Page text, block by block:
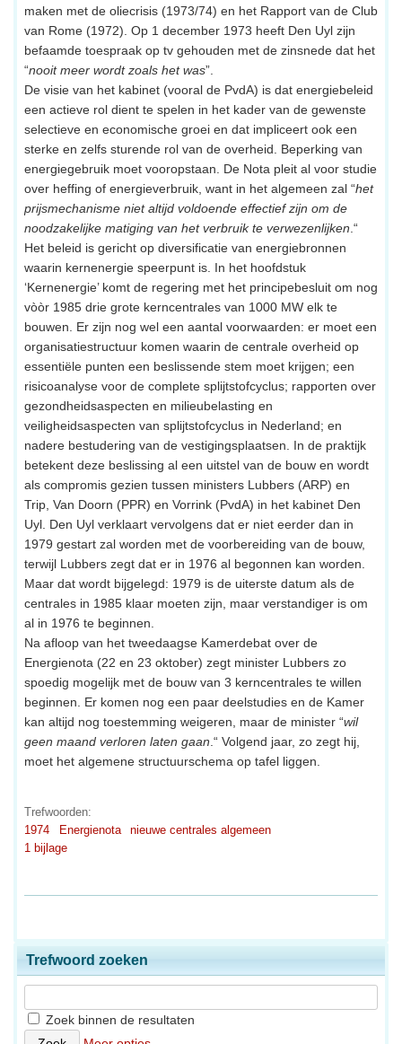
maken met de oliecrisis (1973/74) en het Rapport van de Club
van Rome (1972). Op 1 december 1973 heeft Den Uyl zijn
befaamde toespraak op tv gehouden met de zinsnede dat het
“nooit meer wordt zoals het was”.
De visie van het kabinet (vooral de PvdA) is dat energiebeleid
een actieve rol dient te spelen in het kader van de gewenste
selectieve en economische groei en dat impliceert ook een
sterke en zelfs sturende rol van de overheid. Beperking van
energiegebruik moet vooropstaan. De Nota pleit al voor studie
over heffing of energieverbruik, want in het algemeen zal “het
prijsmechanisme niet altijd voldoende effectief zijn om de
noodzakelijke matiging van het verbruik te verwezenlijken .“
Het beleid is gericht op diversificatie van energiebronnen
waarin kernenergie speerpunt is. In het hoofdstuk
‘Kernenergie’ komt de regering met het principebesluit om nog
vòòr 1985 drie grote kerncentrales van 1000 MW elk te
bouwen. Er zijn nog wel een aantal voorwaarden: er moet een
organisatiestructuur komen waarin de centrale overheid op
essentiële punten een beslissende stem moet krijgen; een
risicoanalyse voor de complete splijtstofcyclus; rapporten over
gezondheidsaspecten en milieubelasting en
veiligheidsaspecten van splijtstofcyclus in Nederland; en
nadere bestudering van de vestigingsplaatsen. In de praktijk
betekent deze beslissing al een uitstel van de bouw en wordt
als compromis gezien tussen ministers Lubbers (ARP) en
Trip, Van Doorn (PPR) en Vorrink (PvdA) in het kabinet Den
Uyl. Den Uyl verklaart vervolgens dat er niet eerder dan in
1979 gestart zal worden met de voorbereiding van de bouw,
terwijl Lubbers zegt dat er in 1976 al begonnen kan worden.
Maar dat wordt bijgelegd: 1979 is de uiterste datum als de
centrales in 1985 klaar moeten zijn, maar verstandiger is om
al in 1976 te beginnen.
Na afloop van het tweedaagse Kamerdebat over de
Energienota (22 en 23 oktober) zegt minister Lubbers zo
spoedig mogelijk met de bouw van 3 kerncentrales te willen
beginnen. Er komen nog een paar deelstudies en de Kamer
kan altijd nog toestemming weigeren, maar de minister “wil
geen maand verloren laten gaan .“ Volgend jaar, zo zegt hij,
moet het algemene structuurschema op tafel liggen.
Trefwoorden:
1974
Energienota
nieuwe centrales algemeen
1 bijlage
Trefwoord zoeken
Zoek binnen de resultaten